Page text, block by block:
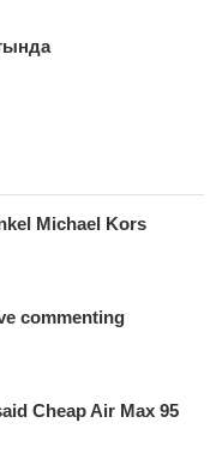
Michael Kors
commenting
Cheap Air Max 95